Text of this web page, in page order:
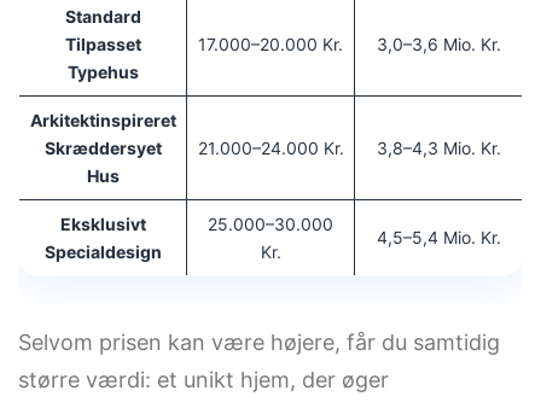
Standard
Tilpasset
Typehus
17.000–20.000 Kr. 3,0–3,6 Mio. Kr.
Arkitektinspireret
Skræddersyet
Hus
21.000–24.000 Kr. 3,8–4,3 Mio. Kr.
Eksklusivt
Specialdesign
25.000–30.000
Kr.
4,5–5,4 Mio. Kr.
Selvom prisen kan være højere, får du samtidig
større værdi: et unikt hjem, der øger